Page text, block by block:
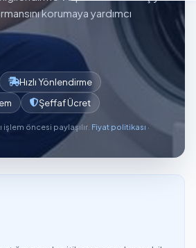
korumaya yardımcı
Hızlı Yönlendirme
Şeffaf Ücret
öncesi paylaşılır. Fiyat politikası ·